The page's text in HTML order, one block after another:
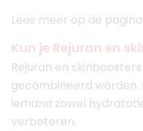
Lees meer op de
Kun je Rejuran en
Rejuran en
gecombineerd worden.
iemand zowel
verbeteren.